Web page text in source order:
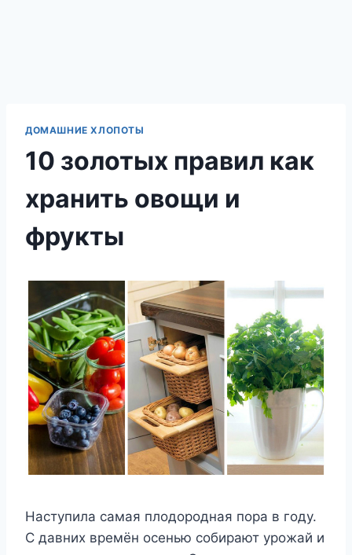
ДОМАШНИЕ ХЛОПОТЫ
10 золотых правил как
хранить овощи и
фрукты
Наступила самая плодородная пора в году.
С давних времён осенью собирают урожай и